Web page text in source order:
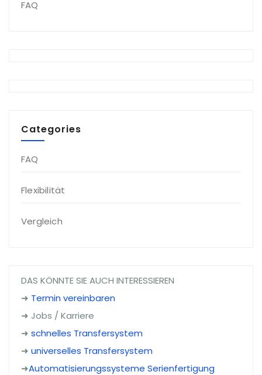
FAQ
Categories
FAQ
Flexibilität
Vergleich
DAS KÖNNTE SIE AUCH INTERESSIEREN
➜ Termin vereinbaren
➜ Jobs / Karriere
➜ schnelles Transfersystem
➜ universelles Transfersystem
➜Automatisierungssysteme Serienfertigung